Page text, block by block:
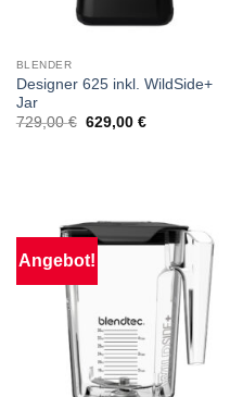
BLENDER
Designer 625 inkl. WildSide+
Jar
729,00€ 629,00 €
Angebot!